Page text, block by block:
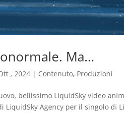
Ma…
, 2024 | Contenuto, Produzioni
bellissimo LiquidSky video
LiquidSky Agency per il singolo di